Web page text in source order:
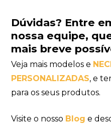
Dúvidas? Entre
nossa equipe,
mais breve
Veja mais modelos e
PERSONALIZADAS, e
para os seus produtos.
Visite o nosso Blog e